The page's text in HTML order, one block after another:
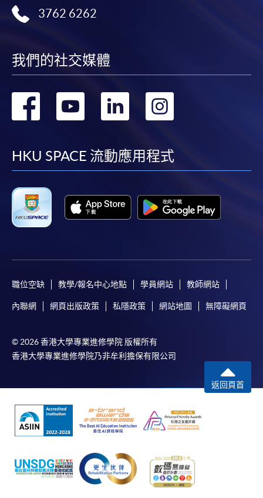
3762 6262
我們的社交媒體
轉
facebook
轉
youtube
轉
linkedin
轉
HKU SPACE 流動應用程式
職位空缺 教學/報名中心地點 學員網站 教師網站
內聯網 網頁出版政策 私隱政策 網站地圖 無障礙網頁
© 2026 香港大學專業進修學院 版權所有
香港大學專業進修學院乃非牟利擔保有限公司
返回頁首